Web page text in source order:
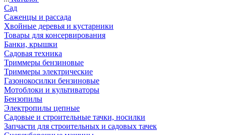
Сад
Саженцы и рассада
Хвойные деревья и кустарники
Товары для консервирования
Банки, крышки
Садовая техника
Триммеры бензиновые
Триммеры электрические
Газонокосилки бензиновые
Мотоблоки и культиваторы
Бензопилы
Электропилы цепные
Садовые и строительные тачки, носилки
Запчасти для строительных и садовых тачек